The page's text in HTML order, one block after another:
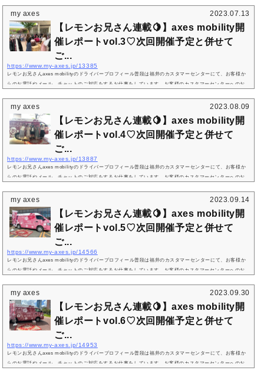
27日(土) アリオ橋本、5月28日(日) イオンモール成田にて開催されたaxes mobilityのレポートをします！
朝から20~30名が並ぶなど、２日間ともに、たくさんのお客様が来てくださりました。天気もとっても良
く、完全にmobility日和の...
my axes 2023.07.13
【レモンお兄さん連載🍋】axes mobility開
催レポートvol.3♡次回開催予定と併せて
ご...
https://www.my-axes.jp/13385
レモンお兄さんaxes mobilityのドライバープロフィール普段は福井のカスタマーセンターにて、お客様か
らのお電話やメール、チャットのご対応をするお仕事をしています。お客様のカスタマーセンターへのお
24日(土)BRANCH大津京、6月25日(日)イオンモール倉敷にて開催されたaxes mobilityのレポートをしま
す！朝から40名ほどの行列ができているなど、たくさんのお客様が来てくださりました。いつも通り、最
高のaxes mobilityとなりまし...
my axes 2023.08.09
【レモンお兄さん連載🍋】axes mobility開
催レポートvol.4♡次回開催予定と併せて
ご...
https://www.my-axes.jp/13887
レモンお兄さんaxes mobilityのドライバープロフィール普段は福井のカスタマーセンターにて、お客様か
らのお電話やメール、チャットのご対応をするお仕事をしています。お客様のカスタマーセンターへのお
15日(土)イオンモール宮崎、16日(日)イオンモール熊本、17日(月)ゆめタウン佐賀にて開催されたaxes mo
bilityのレポートをします！夏真っ只中ということで、3日間通してものすごく暑かったのですが、とにかく
楽しかったです…！基本...
my axes 2023.09.14
【レモンお兄さん連載🍋】axes mobility開
催レポートvol.5♡次回開催予定と併せて
ご...
https://www.my-axes.jp/14566
レモンお兄さんaxes mobilityのドライバープロフィール普段は福井のカスタマーセンターにて、お客様か
らのお電話やメール、チャットのご対応をするお仕事をしています。お客様のカスタマーセンターへのお
11日(土)青森県 イオンモール下田、12日(日)秋田県 イオンモール秋田、13日(月)宮城県 イオンモール石巻
にて開催されたaxes mobilityのレポートをします！下田と石巻は、以前は店舗があったけれどもなくなっ
てしまったエリアなの...
my axes 2023.09.30
【レモンお兄さん連載🍋】axes mobility開
催レポートvol.6♡次回開催予定と併せて
ご...
https://www.my-axes.jp/14953
レモンお兄さんaxes mobilityのドライバープロフィール普段は福井のカスタマーセンターにて、お客様か
らのお電話やメール、チャットのご対応をするお仕事をしています。お客様のカスタマーセンターへのお